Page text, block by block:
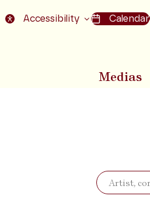
Accessibility Calendar
Medias